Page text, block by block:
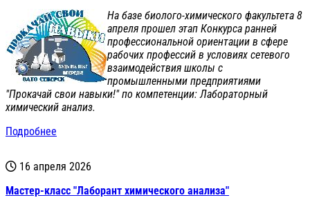
На базе биолого-химического факультета 8
апреля прошел этап Конкурса ранней
профессиональной ориентации в сфере
рабочих профессий в условиях сетевого
взаимодействия школы с
промышленными предприятиями
"Прокачай свои навыки!" по компетенции: Лабораторный
химический анализ.
Подробнее
16 апреля 2026
Мастер-класс "Лаборант химического анализа"